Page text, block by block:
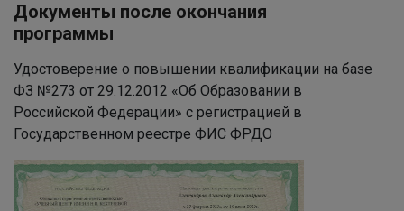
Документы после окончания
программы
Удостоверение о повышении квалификации на базе
ФЗ №273 от 29.12.2012 «Об Образовании в
Российской Федерации» с регистрацией в
Государственном реестре ФИС ФРДО